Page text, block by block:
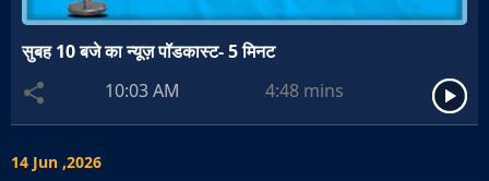
सुबह 10 बजे का न्यूज़ पॉडकास्ट- 5 मिनट
10:03 AM
4:48 mins
14 Jun ,2026